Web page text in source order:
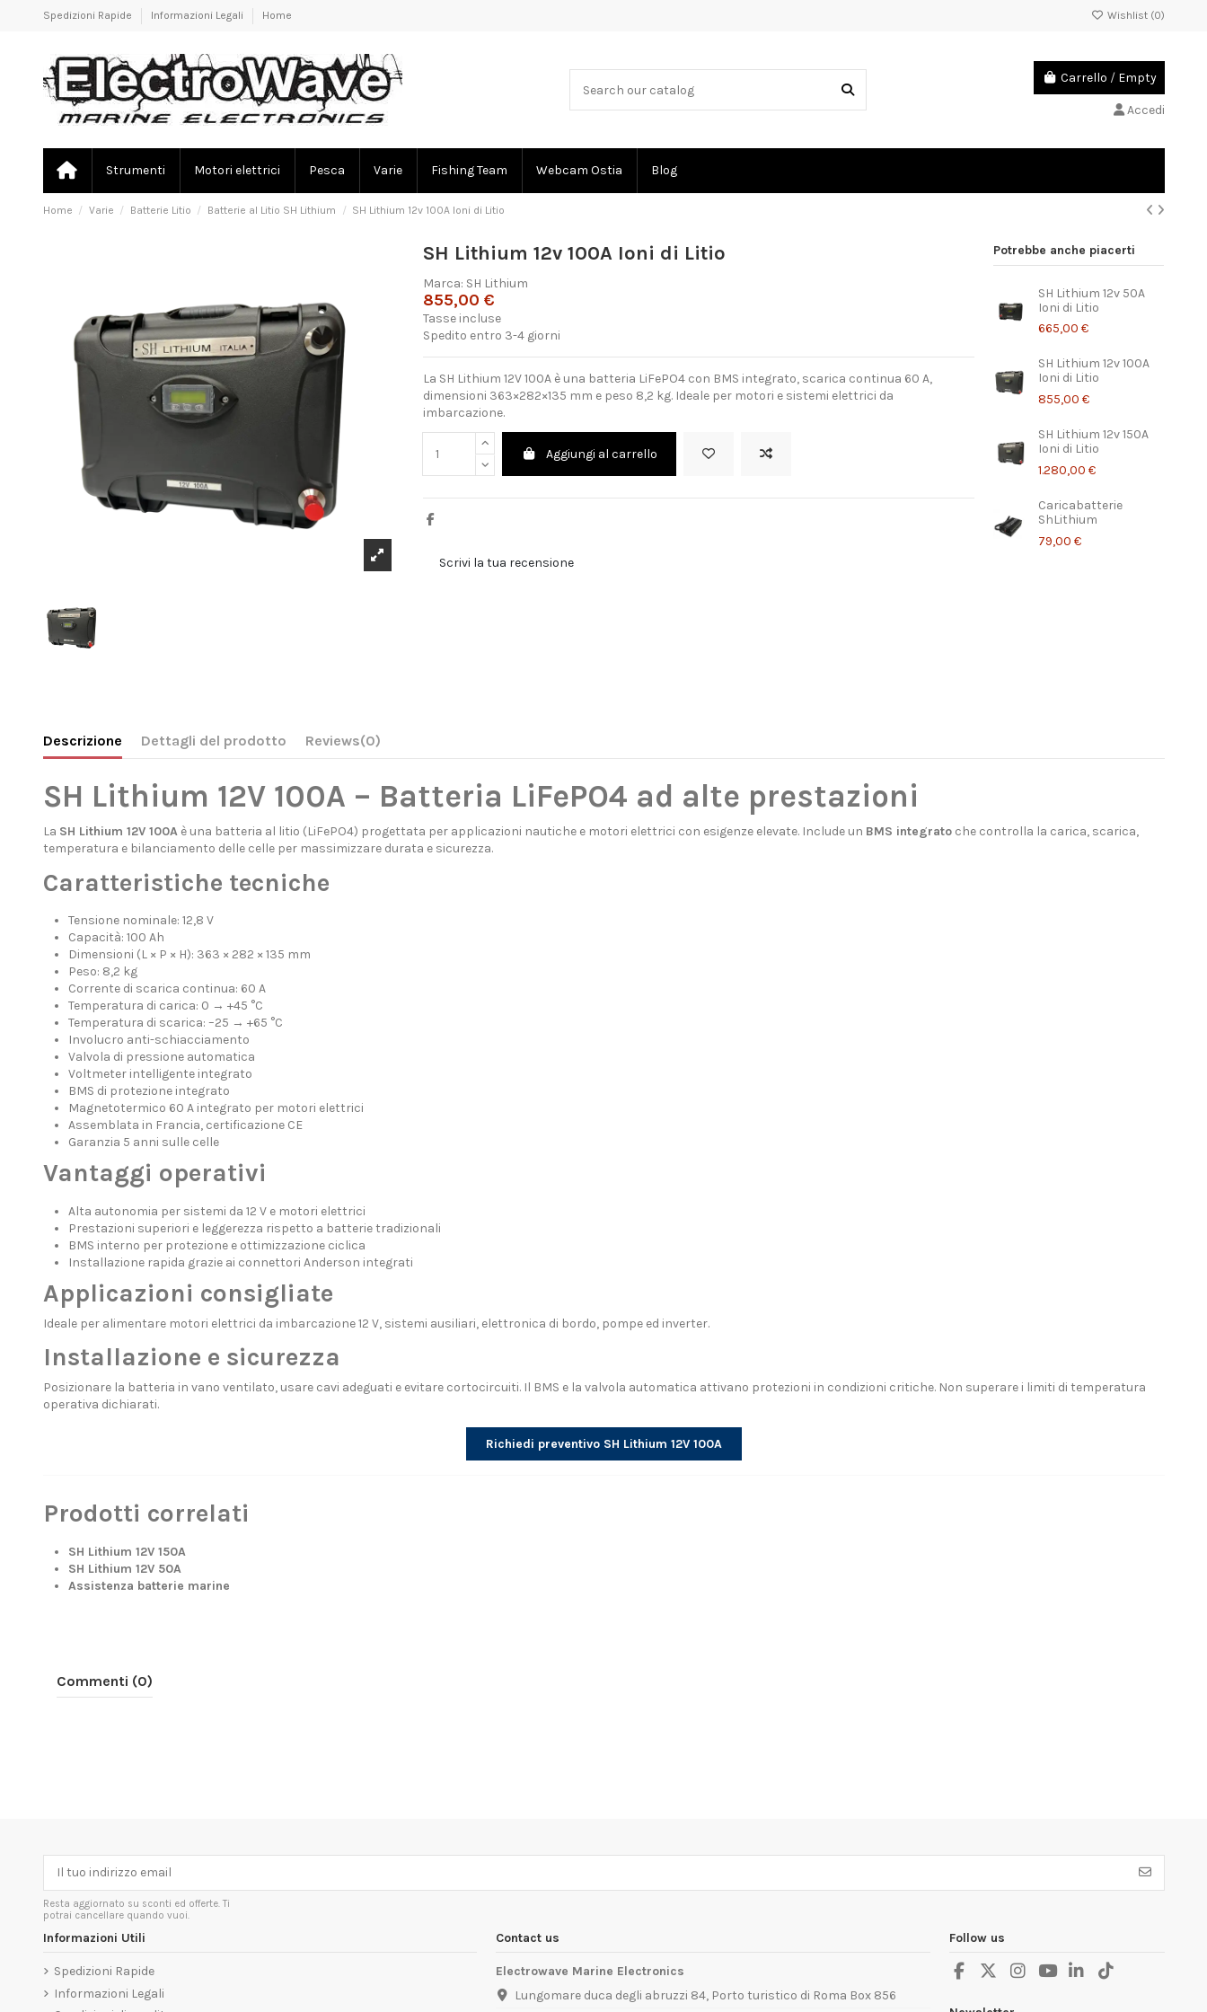
Spedizioni Rapide Informazioni Legali Home Wishlist (0)
Carrello / Empty
Accedi
Strumenti Motori elettrici Pesca Varie Fishing Team Webcam Ostia Blog
Home Varie Batterie Litio Batterie al Litio SH Lithium SH Lithium 12v 100A Ioni di Litio
SH Lithium 12v 100A Ioni di Litio
Marca: SH Lithium
855,00 €
Tasse incluse
Spedito entro 3-4 giorni
La SH Lithium 12V 100A è una batteria LiFePO4 con BMS integrato, scarica continua 60 A,
dimensioni 363×282×135 mm e peso 8,2 kg. Ideale per motori e sistemi elettrici da
imbarcazione.
Aggiungi al carrello
Scrivi la tua recensione
Potrebbe anche piacerti
SH Lithium 12v 50A
Ioni di Litio
665,00 €
SH Lithium 12v 100A
Ioni di Litio
855,00 €
SH Lithium 12v 150A
Ioni di Litio
1.280,00 €
Caricabatterie
ShLithium
79,00 €
Descrizione Dettagli del prodotto Reviews(0)
SH Lithium 12V 100A – Batteria LiFePO4 ad alte prestazioni
La SH Lithium 12V 100Aè una batteria al litio (LiFePO4) progettata per applicazioni nautiche e motori elettrici con esigenze elevate. Include un BMS integratoche controlla la carica, scarica,
temperatura e bilanciamento delle celle per massimizzare durata e sicurezza.
Caratteristiche tecniche
Tensione nominale: 12,8 V
Capacità: 100 Ah
Dimensioni (L × P × H): 363 × 282 × 135 mm
Peso: 8,2 kg
Corrente di scarica continua: 60 A
Temperatura di carica: 0 → +45 °C
Temperatura di scarica: –25 → +65 °C
Involucro anti-schiacciamento
Valvola di pressione automatica
Voltmeter intelligente integrato
BMS di protezione integrato
Magnetotermico 60 A integrato per motori elettrici
Assemblata in Francia, certificazione CE
Garanzia 5 anni sulle celle
Vantaggi operativi
Alta autonomia per sistemi da 12 V e motori elettrici
Prestazioni superiori e leggerezza rispetto a batterie tradizionali
BMS interno per protezione e ottimizzazione ciclica
Installazione rapida grazie ai connettori Anderson integrati
Applicazioni consigliate
Ideale per alimentare motori elettrici da imbarcazione 12 V, sistemi ausiliari, elettronica di bordo, pompe ed inverter.
Installazione e sicurezza
Posizionare la batteria in vano ventilato, usare cavi adeguati e evitare cortocircuiti. Il BMS e la valvola automatica attivano protezioni in condizioni critiche. Non superare i limiti di temperatura
operativa dichiarati.
Richiedi preventivo SH Lithium 12V 100A
Prodotti correlati
SH Lithium 12V 150A
SH Lithium 12V 50A
Assistenza batterie marine
Commenti (0)
Resta aggiornato su sconti ed offerte. Ti
potrai cancellare quando vuoi.
Informazioni Utili
Spedizioni Rapide
Informazioni Legali
Contact us
Electrowave Marine Electronics
Lungomare duca degli abruzzi 84, Porto turistico di Roma Box 856
Follow us